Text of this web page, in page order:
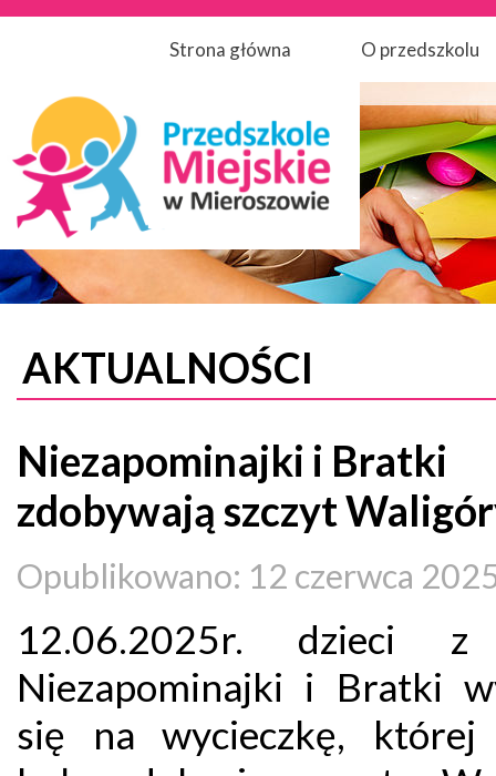
Strona główna O przedszkolu
AKTUALNOŚCI
Niezapominajki i Bratki
zdobywają szczyt
Opublikowano: 12 czerwca
12.06.2025r. dzieci
Niezapominajki i Bratki
się na wycieczkę, której